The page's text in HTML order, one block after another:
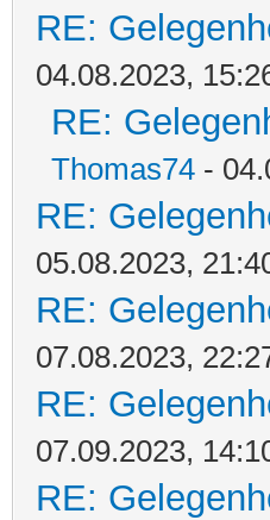
RE:
04.08.2023,
RE:
Thomas74 -
RE:
05.08.2023,
RE:
07.08.2023,
RE:
07.09.2023,
RE: